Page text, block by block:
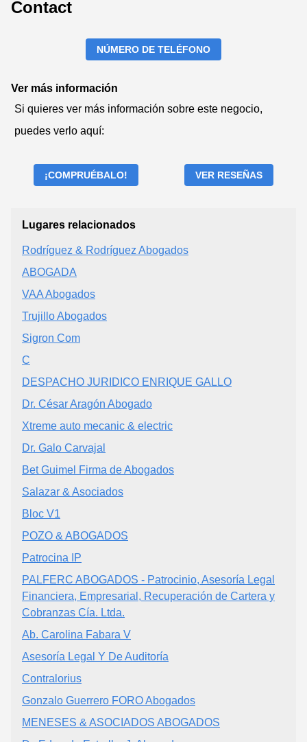
Contact
NÚMERO DE TELÉFONO
Ver más información
Si quieres ver más información sobre este negocio,
puedes verlo aquí:
¡COMPRUÉBALO! VER RESEÑAS
Lugares relacionados
Rodríguez & Rodríguez Abogados
ABOGADA
VAA Abogados
Trujillo Abogados
Sigron Com
C
DESPACHO JURIDICO ENRIQUE GALLO
Dr. César Aragón Abogado
Xtreme auto mecanic & electric
Dr. Galo Carvajal
Bet Guimel Firma de Abogados
Salazar & Asociados
Bloc V1
POZO & ABOGADOS
Patrocina IP
PALFERC ABOGADOS - Patrocinio, Asesoría Legal
Financiera, Empresarial, Recuperación de Cartera y
Cobranzas Cía. Ltda.
Ab. Carolina Fabara V
Asesoría Legal Y De Auditoría
Contralorius
Gonzalo Guerrero FORO Abogados
MENESES & ASOCIADOS ABOGADOS